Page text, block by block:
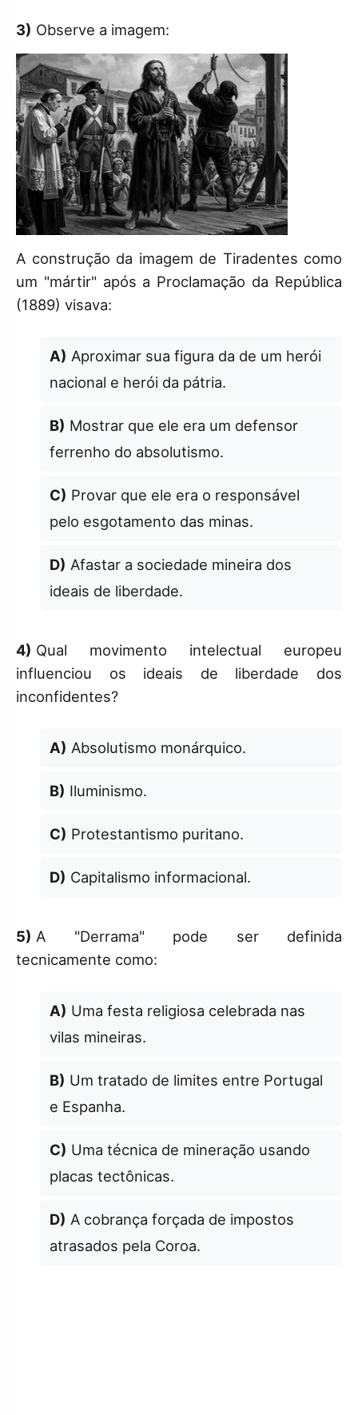
3) Observe a imagem:
A construção da imagem de Tiradentes como
um "mártir" após a Proclamação da República
(1889) visava:
A) Aproximar sua figura da de um herói
nacional e herói da pátria.
B) Mostrar que ele era um defensor
ferrenho do absolutismo.
C) Provar que ele era o responsável
pelo esgotamento das minas.
D) Afastar a sociedade mineira dos
ideais de liberdade.
4) Qual movimento intelectual europeu
influenciou os ideais de liberdade dos
inconfidentes?
A) Absolutismo monárquico.
B) Iluminismo.
C) Protestantismo puritano.
D) Capitalismo informacional.
5) A "Derrama" pode ser definida
tecnicamente como:
A) Uma festa religiosa celebrada nas
vilas mineiras.
B) Um tratado de limites entre Portugal
e Espanha.
C) Uma técnica de mineração usando
placas tectônicas.
D) A cobrança forçada de impostos
atrasados pela Coroa.